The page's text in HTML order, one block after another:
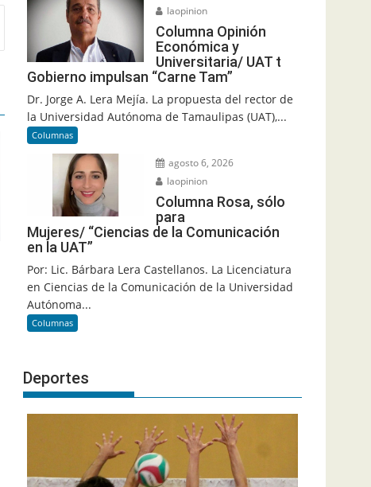
laopinion
Columna Opinión
Económica y
Universitaria/ UAT t
Gobierno impulsan “Carne Tam”
Dr. Jorge A. Lera Mejía. La propuesta del rector de
la Universidad Autónoma de Tamaulipas (UAT),...
Columnas
agosto 6, 2026
laopinion
Columna Rosa, sólo
para
Mujeres/ “Ciencias de la Comunicación
en la UAT”
Por: Lic. Bárbara Lera Castellanos. La Licenciatura
en Ciencias de la Comunicación de la Universidad
Autónoma...
Columnas
Deportes